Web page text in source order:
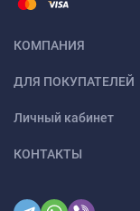
КОМПАНИЯ
ДЛЯ ПОКУПАТЕЛЕЙ
Личный кабинет
КОНТАКТЫ